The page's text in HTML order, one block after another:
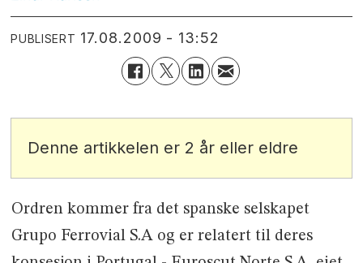
PUBLISERT 17.08.2009 - 13:52
Denne artikkelen er 2 år eller eldre
Ordren kommer fra det spanske selskapet
Grupo Ferrovial S.A og er relatert til deres